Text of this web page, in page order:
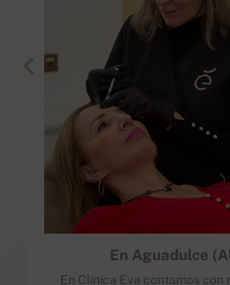
En Aguadulce
En Clínica Eva contamos con